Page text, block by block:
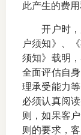
此产生的费用
开户时
户须知》、
须知》载明
全面评估自
理承受能力
必须认真阅
则，如果客
则的要求，